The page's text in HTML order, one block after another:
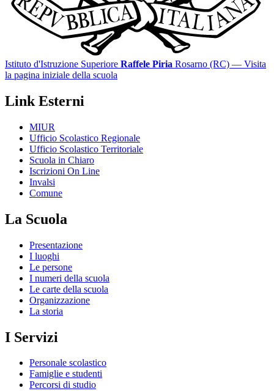
Istituto d'Istruzione Superiore Raffele Piria Rosarno (RC) — Visita
la pagina iniziale della scuola
Link Esterni
MIUR
Ufficio Scolastico Regionale
Ufficio Scolastico Territoriale
Scuola in Chiaro
Iscrizioni On Line
Invalsi
Comune
La Scuola
Presentazione
I luoghi
Le persone
I numeri della scuola
Le carte della scuola
Organizzazione
La storia
I Servizi
Personale scolastico
Famiglie e studenti
Percorsi di studio